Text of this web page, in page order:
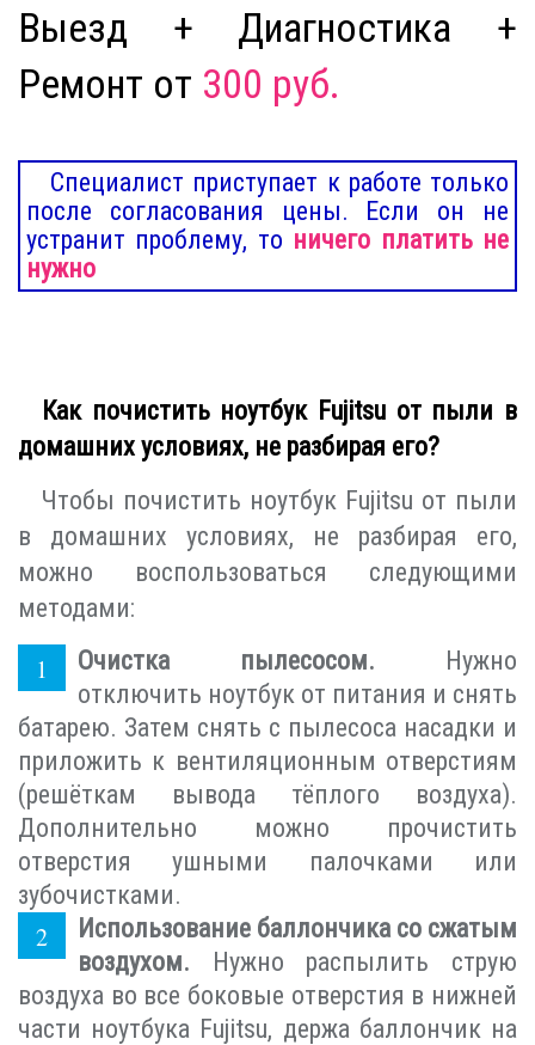
Выезд + Диагностика +
Ремонт от 300 руб.
Специалист приступает к работе только
после согласования цены. Если он не
устранит проблему, то ничего платить не
нужно
Как почистить ноутбук Fujitsu от пыли в
домашних условиях, не разбирая его?
Чтобы почистить ноутбук Fujitsu от пыли
в домашних условиях, не разбирая его,
можно воспользоваться следующими
методами:
Очистка пылесосом. Нужно
отключить ноутбук от питания и снять
батарею. Затем снять с пылесоса насадки и
приложить к вентиляционным отверстиям
(решёткам вывода тёплого воздуха).
Дополнительно можно прочистить
отверстия ушными палочками или
зубочистками.
Использование баллончика со сжатым
воздухом. Нужно распылить струю
воздуха во все боковые отверстия в нижней
части ноутбука Fujitsu, держа баллончик на